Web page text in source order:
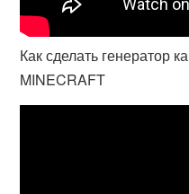
Как сделать генератор
MINECRAFT